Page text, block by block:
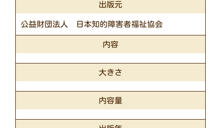
出版元
公益財団法人 日本知的障害者福祉協会
内容
大きさ
内容量